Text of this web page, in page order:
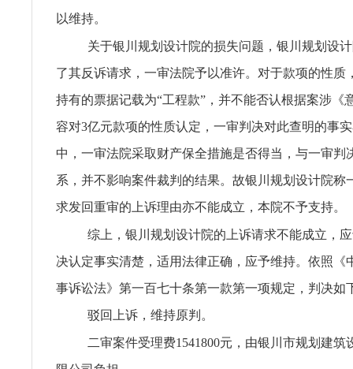
以维持。
关于银川规划设计院的损失问题，银川规划设
了其反诉请求，一审法院予以准许。对于款项的性质
持有的票据记载为“工程款”，并不能否认根据案涉《
容对3亿元款项的性质认定，一审判决对此查明的事
中，一审法院采取财产保全措施是否得当，与一审判
系，并不影响案件裁判的结果。故银川规划设计院称
求发回重审的上诉理由亦不能成立，本院不予支持。
综上，银川规划设计院的上诉请求不能成立，
决认定事实清楚，适用法律正确，应予维持。依照《
事诉讼法》第一百七十条第一款第一项规定，判决如
驳回上诉，维持原判。
二审案件受理费1541800元，由银川市规划建筑